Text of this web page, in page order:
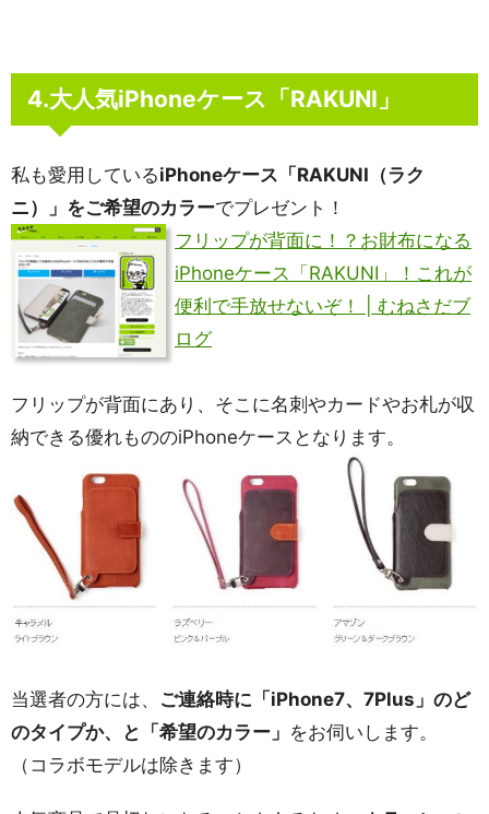
4.大人気iPhoneケース「RAKUNI」
私も愛用しているiPhoneケース「RAKUNI（ラク
ニ）」をご希望のカラーでプレゼント！
フリップが背面に！？お財布になる
iPhoneケース「RAKUNI」！これが
便利で手放せないぞ！ | むねさだブ
ログ
フリップが背面にあり、そこに名刺やカードやお札が収
納できる優れもののiPhoneケースとなります。
当選者の方には、 ご連絡時に「iPhone7、7Plus」のど
のタイプか、と「希望のカラー」 をお伺いします。
（コラボモデルは除きます）